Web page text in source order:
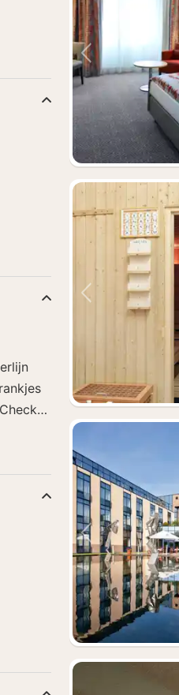
Vorige foto
Vorige foto
Vorige foto
Charlie